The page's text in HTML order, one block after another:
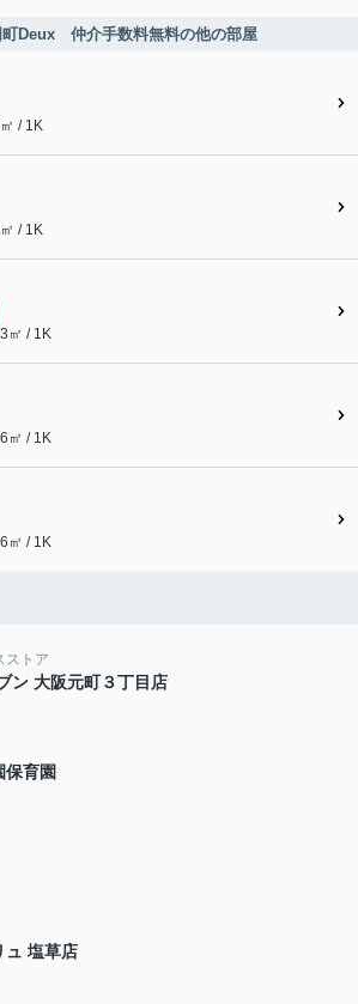
町Deux 仲介手数料無料の他の部屋
/ 1K
/ 1K
㎡ / 1K
㎡ / 1K
㎡ / 1K
ストア
ン 大阪元町３丁目店
保育園
ュ 塩草店